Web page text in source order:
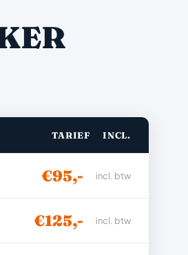
TARIEF INCL.
€95,- incl. btw
€125,- incl. btw